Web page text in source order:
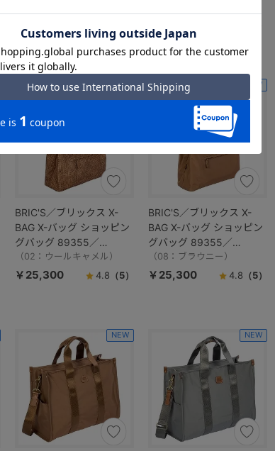
BRIC'S／ブリックス X-
BAG X-バッグ ショッピン
グバッグ 89355／
BXG45282
（02：ウールキャメル）
NEW
￥25,300 4.8 （5）
BRIC'S／ブリックス X-
BAG X-バッグ ショッピン
グバッグ 89355／
BXG45282
（08：ブラウニー）
NEW
￥25,300 4.8 （5）
NEW NEW